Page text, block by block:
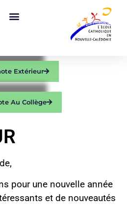
Extérieur
Au Collège
pour une nouvelle année
et de nouveautés